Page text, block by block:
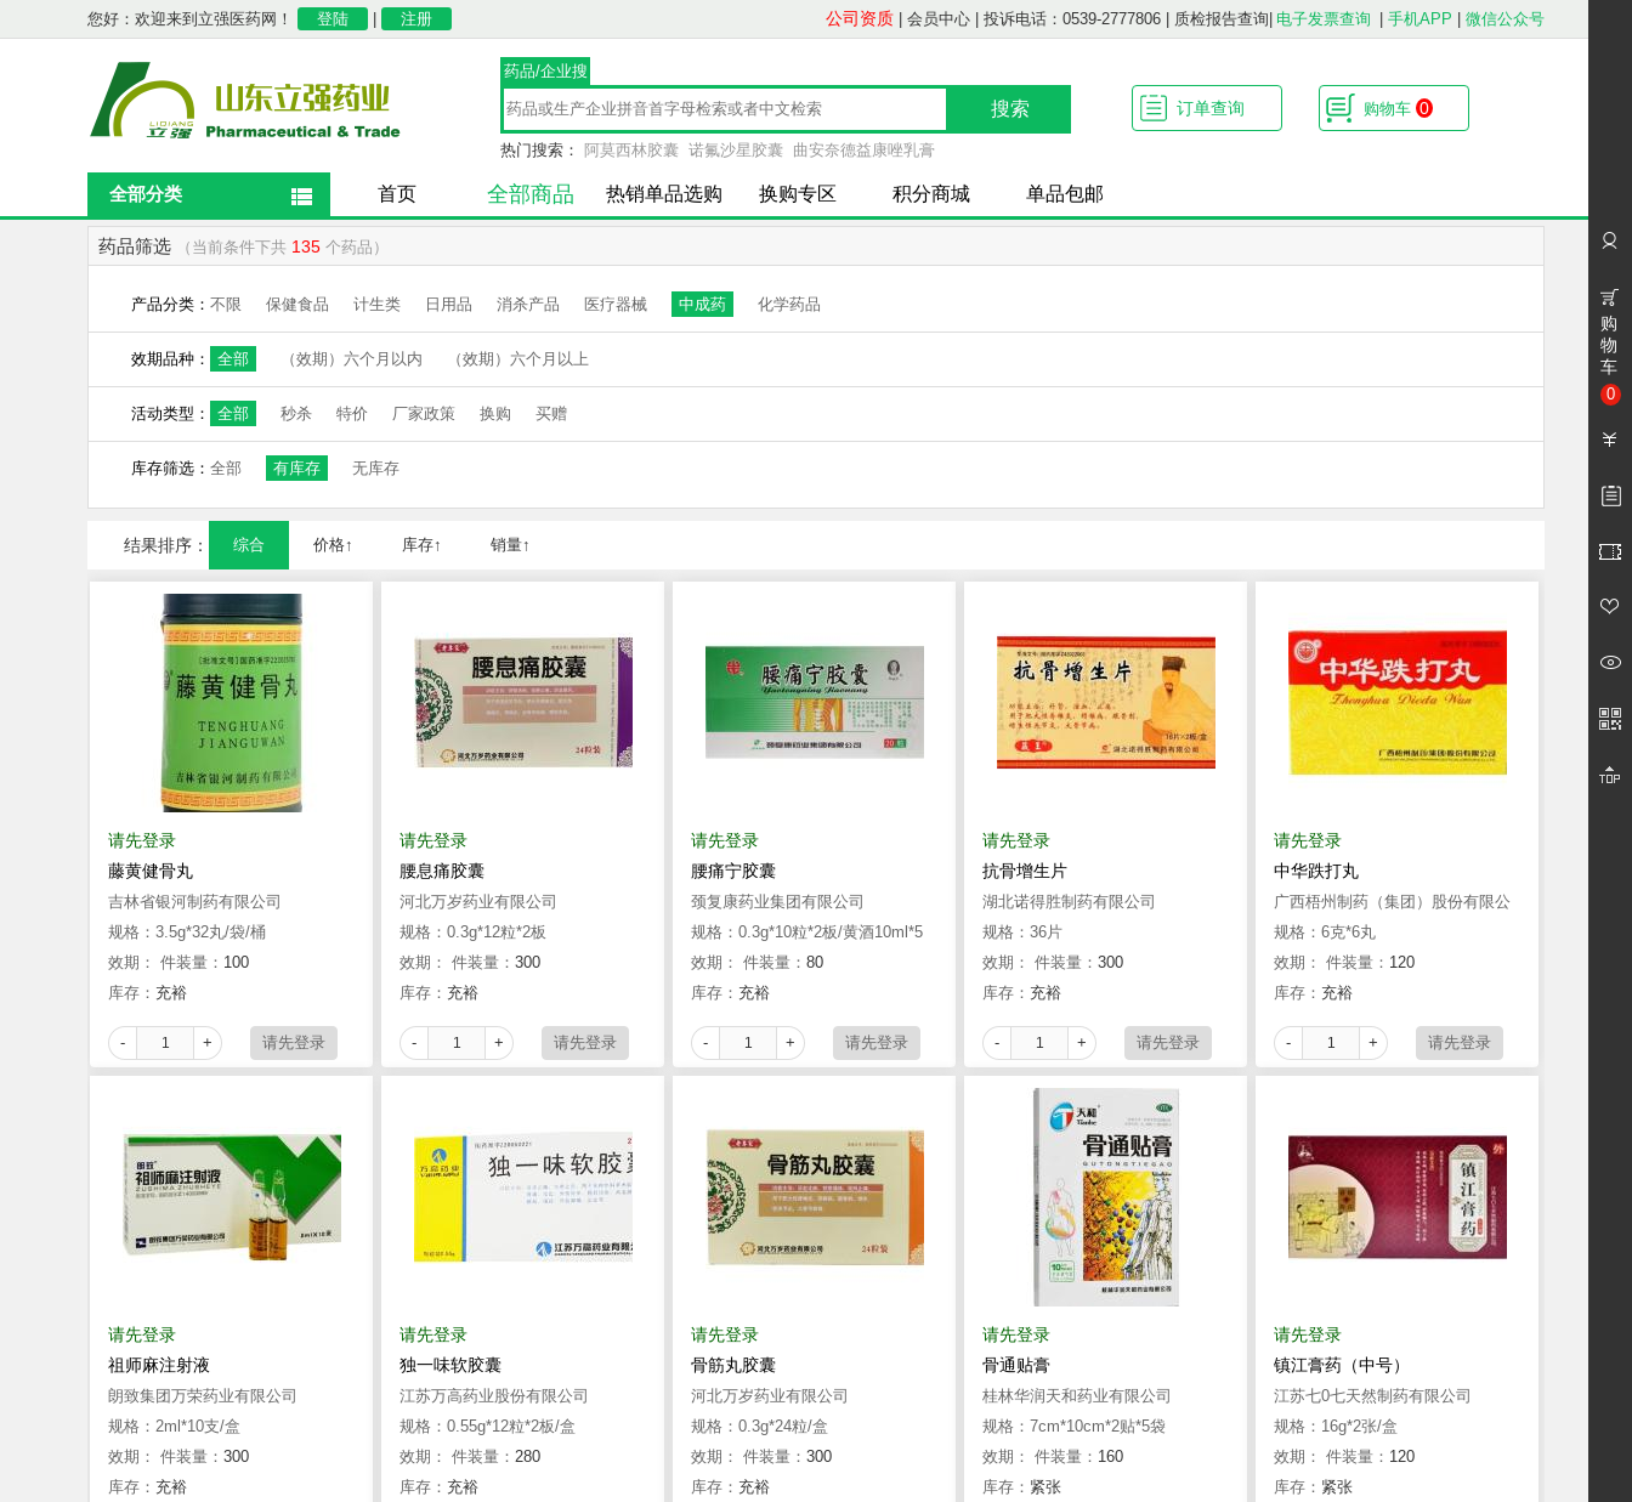
您好：欢迎来到立强医药网！ 登陆 注册 公司资质 会员中心 投诉电话：0539-2777806 质检报告查询 电子发票查询 手机APP 微信公众号
药品/企业搜
索
热门搜索： 阿莫西林胶囊 诺氟沙星胶囊 曲安奈德益康唑乳膏
订单查询 购物车 0
全部分类 首页 全部商品 热销单品选购 换购专区 积分商城 单品包邮
药品筛选 （当前条件下共 135 个药品）
产品分类： 不限 保健食品 计生类 日用品 消杀产品 医疗器械 中成药 化学药品
效期品种： 全部 （效期）六个月以内 （效期）六个月以上
活动类型： 全部 秒杀 特价 厂家政策 换购 买赠
库存筛选： 全部 有库存 无库存
结果排序： 综合 价格↑ 库存↑ 销量↑
请先登录
藤黄健骨丸
吉林省银河制药有限公司
规格：3.5g*32丸/袋/桶
效期： 件装量： 100
库存： 充裕
- +
请先登录
腰息痛胶囊
河北万岁药业有限公司
规格：0.3g*12粒*2板
效期： 件装量： 300
库存： 充裕
- +
请先登录
腰痛宁胶囊
颈复康药业集团有限公司
规格：0.3g*10粒*2板/黄酒10ml*5
支
效期： 件装量： 80
库存： 充裕
- +
请先登录
抗骨增生片
湖北诺得胜制药有限公司
规格：36片
效期： 件装量： 300
库存： 充裕
- +
请先登录
中华跌打丸
广西梧州制药（集团）股份有限公
司
规格：6克*6丸
效期： 件装量： 120
库存： 充裕
- +
请先登录
祖师麻注射液
朗致集团万荣药业有限公司
规格：2ml*10支/盒
效期： 件装量： 300
库存： 充裕
请先登录
独一味软胶囊
江苏万高药业股份有限公司
规格：0.55g*12粒*2板/盒
效期： 件装量： 280
库存： 充裕
请先登录
骨筋丸胶囊
河北万岁药业有限公司
规格：0.3g*24粒/盒
效期： 件装量： 300
库存： 充裕
请先登录
骨通贴膏
桂林华润天和药业有限公司
规格：7cm*10cm*2贴*5袋
效期： 件装量： 160
库存： 紧张
请先登录
镇江膏药（中号）
江苏七0七天然制药有限公司
规格：16g*2张/盒
效期： 件装量： 120
库存： 紧张
购
物
车
0